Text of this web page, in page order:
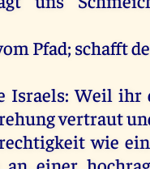
Pfad; schafft
Israels:Weil ihr
vertraut
wie ein